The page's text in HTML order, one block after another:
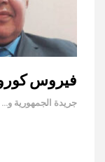
فيروس
جريدة الجمهورية والعالم